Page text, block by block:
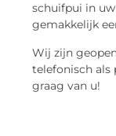
schuifpui in
gemakkelijk
Wij zijn
telefonisch als
graag van u!